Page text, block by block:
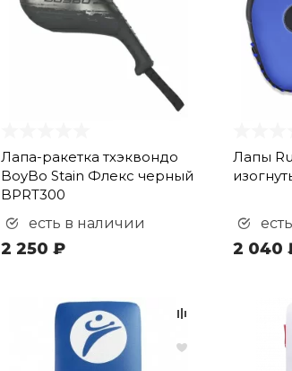
Лапа-ракетка тхэквондо
BoyBo Stain Флекс черный
BPRT300
есть в наличии
2 250 ₽
Лапы
2 040